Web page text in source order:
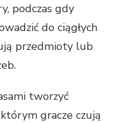
podczas gdy
do ciągłych
przedmioty lub
tworzyć
gracze czują